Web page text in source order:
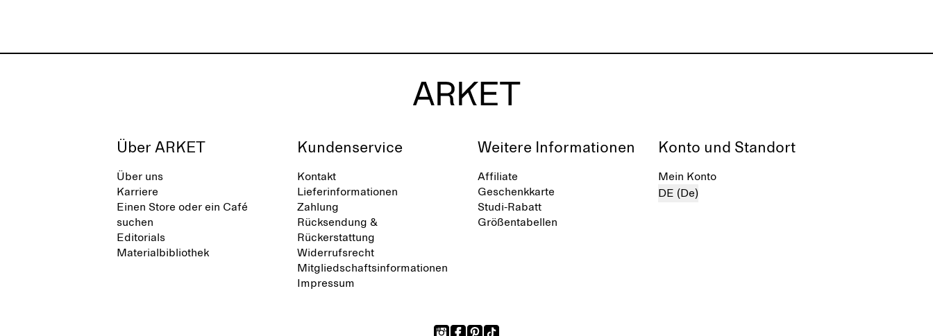
Über ARKET
Über uns
Karriere
Einen Store oder ein Café
suchen
Editorials
Materialbibliothek
Kundenservice
Kontakt
Lieferinformationen
Zahlung
Rücksendung &
Rückerstattung
Widerrufsrecht
Mitgliedschaftsinformationen
Impressum
Weitere Informationen
Affiliate
Geschenkkarte
Studi-Rabatt
Größentabellen
Konto und Standort
Mein Konto
DE (De)